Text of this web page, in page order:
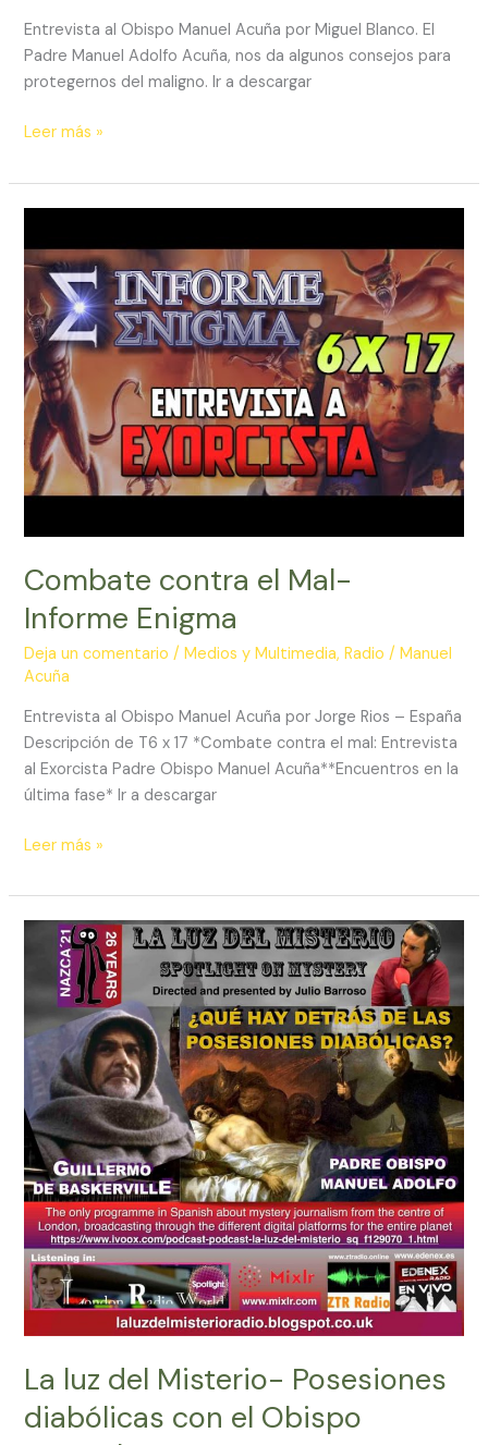
Entrevista al Obispo Manuel Acuña por Miguel Blanco. El
Padre Manuel Adolfo Acuña, nos da algunos consejos para
protegernos del maligno. Ir a descargar
Espacio
Blanco
–
Leer más »
Combate contra el Mal-
Informe Enigma
Deja un comentario /Medios y Multimedia,Radio /Manuel
Acuña
Entrevista al Obispo Manuel Acuña por Jorge Rios – España
Descripción de T6 x 17 *Combate contra el mal: Entrevista
al Exorcista Padre Obispo Manuel Acuña**Encuentros en la
última fase* Ir a descargar
Combate
el
Mal-
Informe
Enigma
Leer más »
La luz del Misterio- Posesiones
diabólicas con el Obispo